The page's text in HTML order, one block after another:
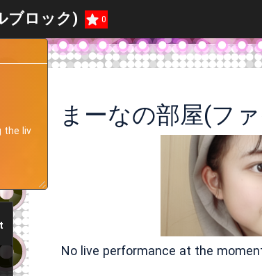
ブロック) 0
まーなの部屋(フ
No live performance at the
the liv